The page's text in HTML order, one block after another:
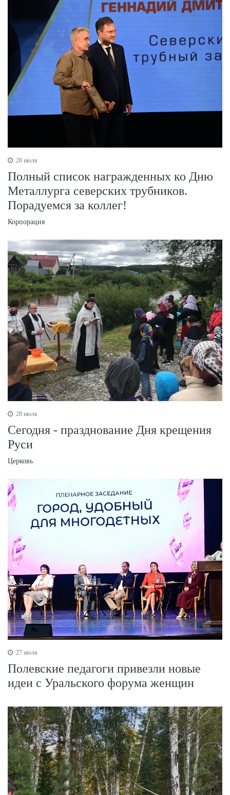
28 июля
Полный список награжденных ко Дню
Металлурга северских трубников.
Порадуемся за коллег!
Корпорация
28 июля
Сегодня - празднование Дня крещения
Руси
Церковь
27 июля
Полевские педагоги привезли новые
идеи с Уральского форума женщин